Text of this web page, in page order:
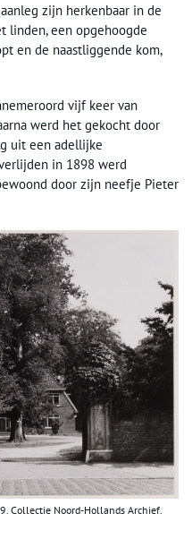
zijn herkenbaar in de
linden, een opgehoogde
en de naastliggende kom,
vijf keer van
werd het gekocht door
uit een adellijke
in 1898 werd
door zijn neefje Pieter
Collectie Noord-Hollands Archief.